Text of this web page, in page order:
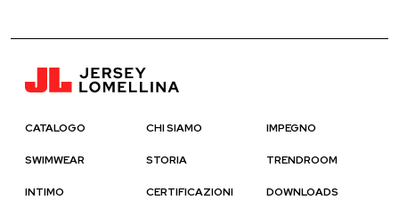
CATALOGO
SWIMWEAR
INTIMO
CHI SIAMO
STORIA
CERTIFICAZIONI
IMPEGNO
TRENDROOM
DOWNLOADS